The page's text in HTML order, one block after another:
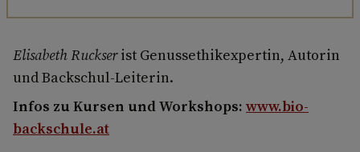
Elisabeth Ruckserist Genussethikexpertin, Autorin
und Backschul-Leiterin.
Infos zu Kursen und Workshops: www.bio-
backschule.at